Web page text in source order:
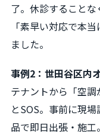
了。休診すること
「素早い対応で本
ました。
事例2：世田谷区内
テナントから「空調
とSOS。事前に現
品で即日出張・施